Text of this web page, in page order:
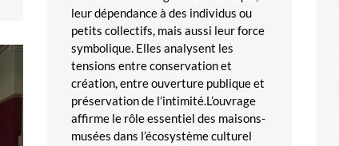
leur dépendance à des individus ou
petits collectifs, mais aussi leur force
symbolique. Elles analysent les
tensions entre conservation et
création, entre ouverture publique et
préservation de l’intimité.L’ouvrage
affirme le rôle essentiel des maisons-
musées dans l’écosystème culturel